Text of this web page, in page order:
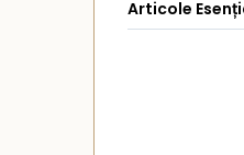
Articole